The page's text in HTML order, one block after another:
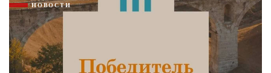
НОВОСТИ